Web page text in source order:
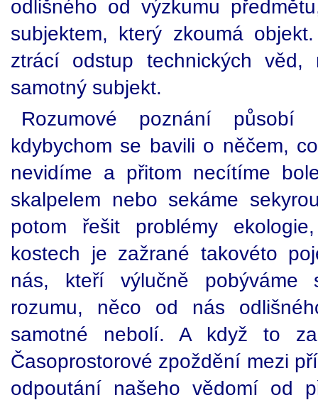
odlišného od výzkumu
subjektem, který zkoumá
ztrácí odstup technických
samotný subjekt.
Rozumové poznání
kdybychom se bavili o něčem,
nevidíme a přitom necítíme
skalpelem nebo sekáme
potom řešit problémy
kostech je zažrané takovéto
nás, kteří výlučně pobýváme
rozumu, něco od nás
samotné nebolí. A když to
Časoprostorové zpoždění mezi
odpoutání našeho vědomí od